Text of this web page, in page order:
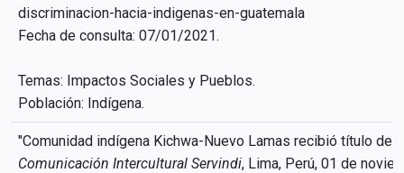
discriminacion-hacia-indigenas-en-guatemala
Fecha de consulta: 07/01/2021.
Temas: Impactos Sociales y Pueblos.
Población: Indígena.
"Comunidad indígena Kichwa-Nuevo Lamas recibió título de
Comunicación Intercultural Servindi, Lima, Perú, 01 de